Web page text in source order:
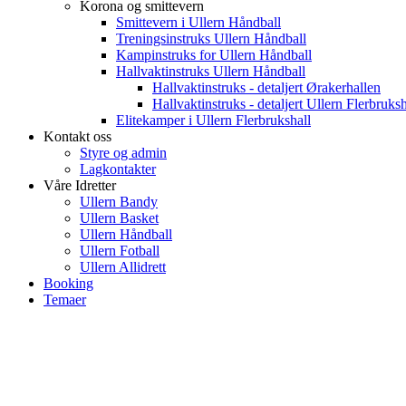
Korona og smittevern
Smittevern i Ullern Håndball
Treningsinstruks Ullern Håndball
Kampinstruks for Ullern Håndball
Hallvaktinstruks Ullern Håndball
Hallvaktinstruks - detaljert Ørakerhallen
Hallvaktinstruks - detaljert Ullern
Elitekamper i Ullern Flerbrukshall
Kontakt oss
Styre og admin
Lagkontakter
Våre Idretter
Ullern Bandy
Ullern Basket
Ullern Håndball
Ullern Fotball
Ullern Allidrett
Booking
Temaer